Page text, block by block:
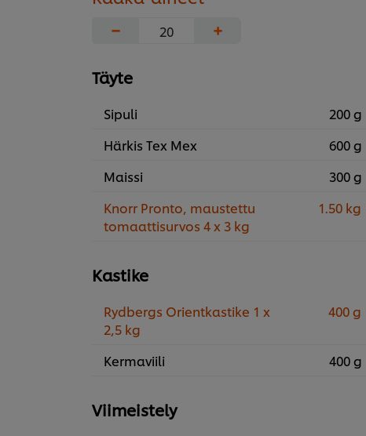
−
+
Täyte
Sipuli
200 g
Härkis Tex Mex
600 g
Maissi
300 g
Knorr Pronto, maustettu
tomaattisurvos 4 x 3 kg
1.50 kg
Kastike
Rydbergs Orientkastike 1 x
2,5 kg
400 g
Kermaviili 400 g
Viimeistely